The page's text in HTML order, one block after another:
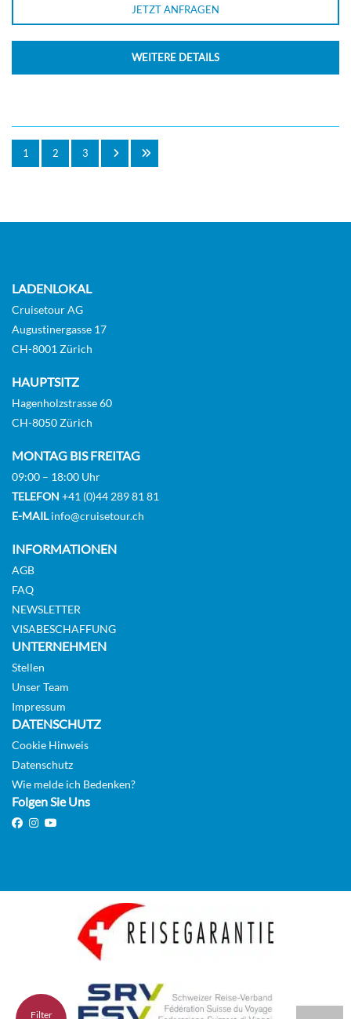
Filter
JETZT ANFRAGEN
WEITERE DETAILS
1 2 3
LADENLOKAL
Cruisetour AG
Augustinergasse 17
CH-8001 Zürich
HAUPTSITZ
Hagenholzstrasse 60
CH-8050 Zürich
MONTAG BIS FREITAG
09:00 – 18:00 Uhr
TELEFON +41 (0)44 289 81 81
E-MAILinfo@cruisetour.ch
INFORMATIONEN
AGB
FAQ
NEWSLETTER
VISABESCHAFFUNG
UNTERNEHMEN
Stellen
Unser Team
Impressum
DATENSCHUTZ
Cookie Hinweis
Datenschutz
Wie melde ich Bedenken?
Folgen Sie Uns